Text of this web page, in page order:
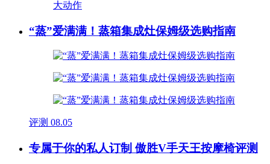
“蒸”爱满满！蒸箱集成灶保姆级选购指南
评测 08.05
专属于你的私人订制 傲胜V手天王按摩椅评测